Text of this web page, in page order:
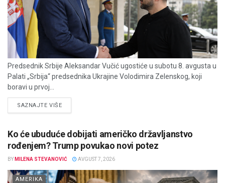
Predsednik Srbije Aleksandar Vučić ugostiće u subotu 8. avgusta u
Palati „Srbija“ predsednika Ukrajine Volodimira Zelenskog, koji
boravi u prvoj...
SAZNAJTE VIŠEDETAILS
Ko će ubuduće dobijati američko državljanstvo
rođenjem? Trump povukao novi potez
BY MILENA STEVANOVIĆ AVGUST 7, 2026
AMERIKA